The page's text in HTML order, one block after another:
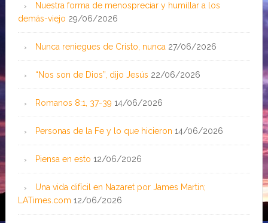
Nuestra forma de menospreciar y humillar a los
demás-viejo 29/06/2026
Nunca reniegues de Cristo, nunca 27/06/2026
“Nos son de Dios”, dijo Jesús 22/06/2026
Romanos 8:1, 37-39 14/06/2026
Personas de la Fe y lo que hicieron 14/06/2026
Piensa en esto 12/06/2026
Una vida difícil en Nazaret por James Martin;
LATimes.com 12/06/2026